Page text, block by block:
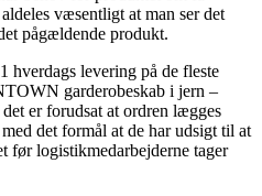
væsentligt at man ser det
pågældende produkt.
hverdags levering på de fleste
garderobeskab i jern –
er forudsat at ordren lægges
det formål at de har udsigt til at
før logistikmedarbejderne tager